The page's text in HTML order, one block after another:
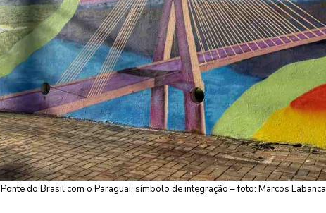
Ponte do Brasil com o Paraguai, símbolo de integração – foto: Marcos Labanca